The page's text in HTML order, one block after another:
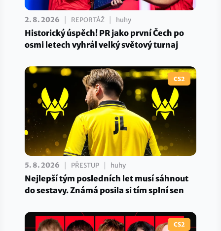
2. 8. 2026 REPORTÁŽ huhy
Historický úspěch! PR jako první Čech po
osmi letech vyhrál velký světový turnaj
CS2
5. 8. 2026 PŘESTUP huhy
Nejlepší tým posledních let musí sáhnout
do sestavy. Známá posila si tím splní sen
CS2